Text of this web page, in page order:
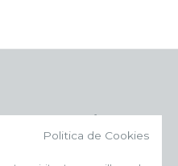
Politica de Cookies